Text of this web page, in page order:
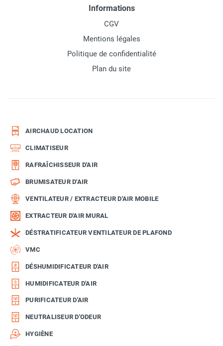
Informations
CGV
Mentions légales
Politique de confidentialité
Plan du site
AIRCHAUD LOCATION
CLIMATISEUR
RAFRAÎCHISSEUR D'AIR
BRUMISATEUR D'AIR
VENTILATEUR / EXTRACTEUR D'AIR MOBILE
EXTRACTEUR D'AIR MURAL
DÉSTRATIFICATEUR VENTILATEUR DE PLAFOND
VMC
DÉSHUMIDIFICATEUR D'AIR
HUMIDIFICATEUR D'AIR
PURIFICATEUR D'AIR
NEUTRALISEUR D'ODEUR
HYGIÈNE